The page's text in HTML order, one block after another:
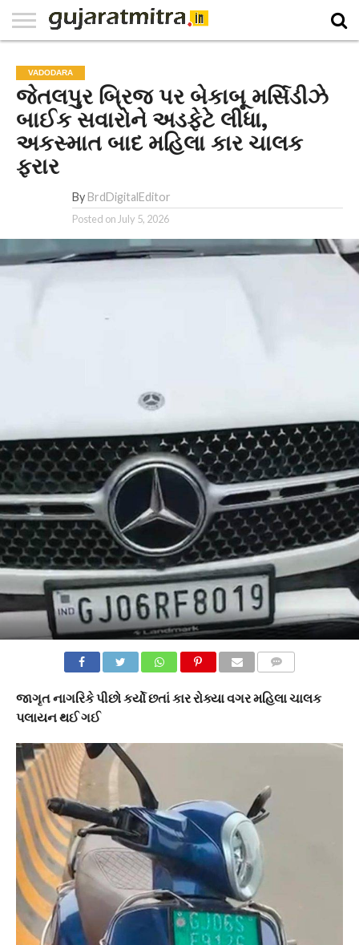
PAPER
NATIONAL
WORLD
BUSINESS
SPORTS
GUJARAT
OPINION
MORE
VADODARA
જેતલપુર બ્રિજ પર બેકાબૂ મર્સિડીઝે
બાઈક સવારોને અડફેટે લીધા,
અકસ્માત બાદ મહિલા કાર ચાલક
ફરાર
By BrdDigitalEditor
Posted on July 5, 2026
જાગૃત નાગરિકે પીછો કર્યો છતાં કાર રોક્યા વગર મહિલા ચાલક
પલાયન થઈ ગઈ